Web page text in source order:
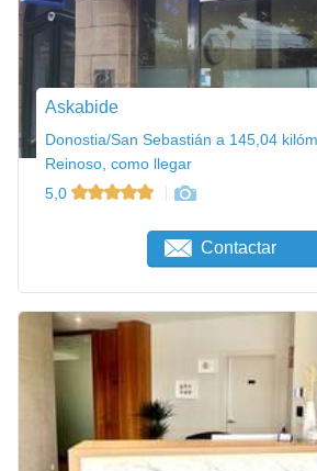
Askabide
Donostia/San Sebastián a 145,04
Reinoso, como llegar
5,0
Contactar